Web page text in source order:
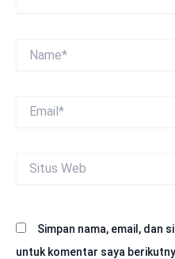
Web
Simpan nama, email, dan
untuk komentar saya